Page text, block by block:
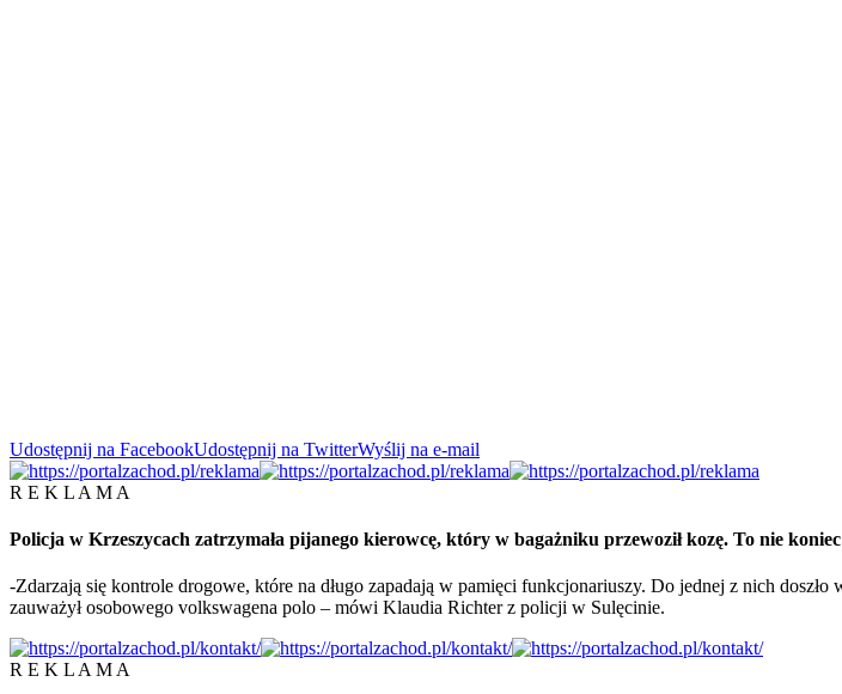
Udostępnij na FacebookUdostępnij na TwitterWyślij na e-mail
R E K L A M A
Policja w Krzeszycach zatrzymała pijanego kierowcę, który w bagażniku przewoził kozę. To nie
-Zdarzają się kontrole drogowe, które na długo zapadają w pamięci funkcjonariuszy. Do jednej z nich
zauważył osobowego volkswagena polo – mówi Klaudia Richter z policji w Sulęcinie.
R E K L A M A